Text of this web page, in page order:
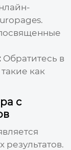
Обратитесь в
как
с